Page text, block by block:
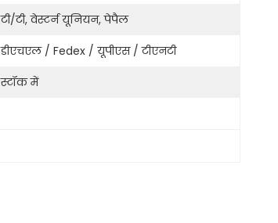
टी/टी, वेस्टर्न यूनियन, पेपैल
डीएचएल / Fedex / यूपीएस / टीएनटी
स्टॉक में